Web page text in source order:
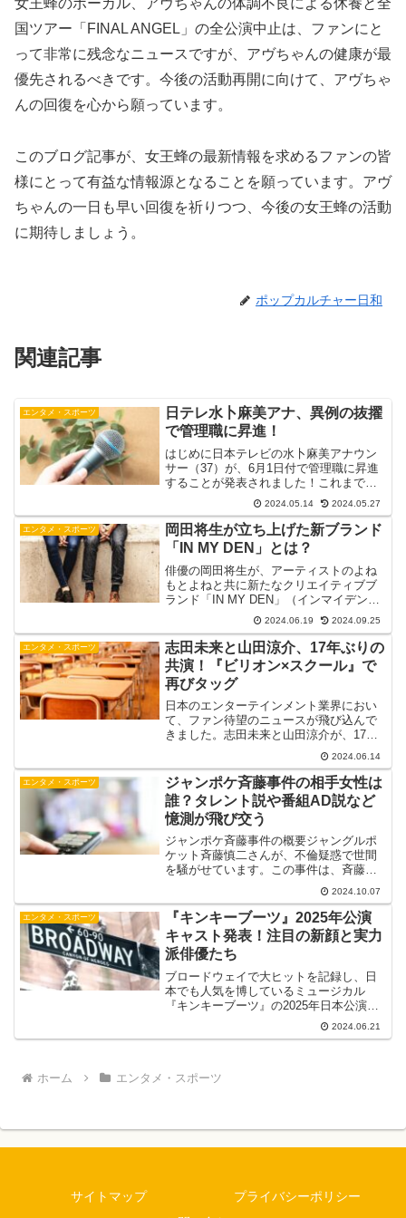
女王蜂のボーカル、アヴちゃんの体調不良による休養と全
国ツアー「FINAL ANGEL」の全公演中止は、ファンにと
って非常に残念なニュースですが、アヴちゃんの健康が最
優先されるべきです。今後の活動再開に向けて、アヴちゃ
んの回復を心から願っています。
このブログ記事が、女王蜂の最新情報を求めるファンの皆
様にとって有益な情報源となることを願っています。アヴ
ちゃんの一日も早い回復を祈りつつ、今後の女王蜂の活動
に期待しましょう。
ポップカルチャー日和
関連記事
エンタメ・スポーツ
日テレ水卜麻美アナ、異例の抜擢
で管理職に昇進！
はじめに日本テレビの水卜麻美アナウン
サー（37）が、6月1日付で管理職に昇進
することが発表されました！これまでは
一般社員の「主任」として勤務していま
したが、6月以降は社内で新設される役職
「チーフスペシャリスト」に就任しま
す。水卜麻美アナのこ...
2024.05.14 2024.05.27
エンタメ・スポーツ
岡田将生が立ち上げた新ブランド
「IN MY DEN」とは？
俳優の岡田将生が、アーティストのよね
もとよねと共に新たなクリエイティブブ
ランド「IN MY DEN」（インマイデン）
を立ち上げました。このブランドは、岡
田将生にとって初めてのブランドであ
り、彼のクリエイティブな一面を存分に
発揮したプロジェク...
2024.06.19 2024.09.25
エンタメ・スポーツ
志田未来と山田涼介、17年ぶりの
共演！『ビリオン×スクール』で
再びタッグ
日本のエンターテインメント業界におい
て、ファン待望のニュースが飛び込んで
きました。志田未来と山田涼介が、17年
ぶりに共演することが決定しました。二
人が再びタッグを組むのは、新ドラマ
『ビリオン×スクール』です。このニュー
スは、かつての名作『探...
2024.06.14
エンタメ・スポーツ
ジャンポケ斉藤事件の相手女性は
誰？タレント説や番組AD説など
憶測が飛び交う
ジャンポケ斉藤事件の概要ジャングルポ
ケット斉藤慎二さんが、不倫疑惑で世間
を騒がせています。この事件は、斉藤さ
んが既婚者でありながら、別の女性と親
密な関係にあったのではないかという疑
惑から始まりました。斉藤さんは2021年
に一般女性と結婚して...
2024.10.07
エンタメ・スポーツ
『キンキーブーツ』2025年公演
キャスト発表！注目の新顔と実力
派俳優たち
ブロードウェイで大ヒットを記録し、日
本でも人気を博しているミュージカル
『キンキーブーツ』の2025年日本公演の
キャストが発表されました。今回の公演
では、注目の新顔と実力派俳優たちが集
2024.06.21
ホーム エンタメ・スポーツ
サイトマップ
プライバシーポリシー